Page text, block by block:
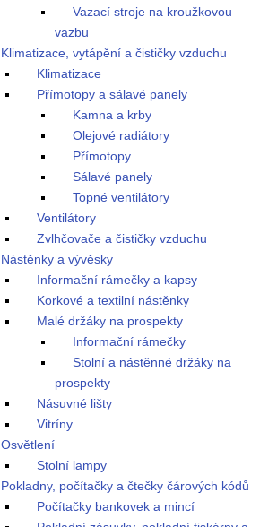
Vazací stroje na kroužkovou
vazbu
Klimatizace, vytápění a čističky vzduchu
Klimatizace
Přímotopy a sálavé panely
Kamna a krby
Olejové radiátory
Přímotopy
Sálavé panely
Topné ventilátory
Ventilátory
Zvlhčovače a čističky vzduchu
Nástěnky a vývěsky
Informační rámečky a kapsy
Korkové a textilní nástěnky
Malé držáky na prospekty
Informační rámečky
Stolní a nástěnné držáky na
prospekty
Násuvné lišty
Vitríny
Osvětlení
Stolní lampy
Pokladny, počítačky a čtečky čárových kódů
Počítačky bankovek a mincí